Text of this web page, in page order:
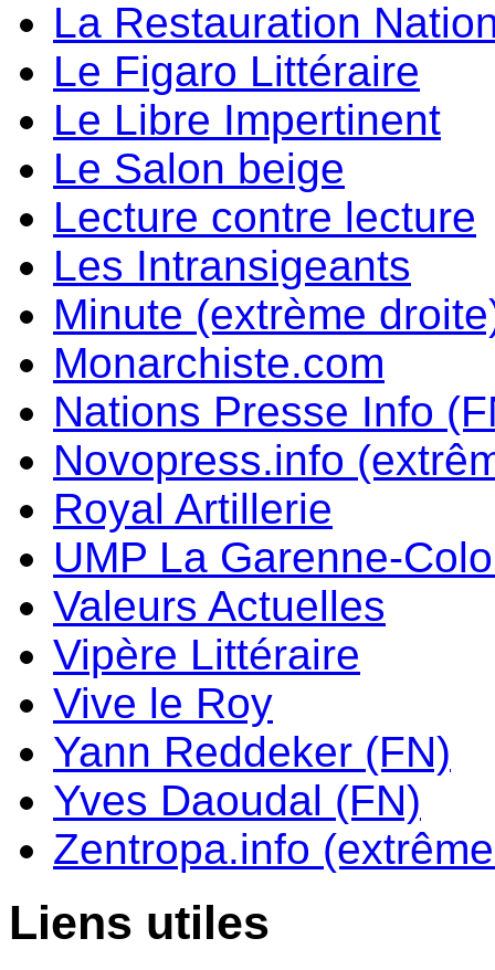
La Restauration
Le Figaro Littéraire
Le Libre Impertinent
Le Salon beige
Lecture contre lecture
Les Intransigeants
Minute (extrème
Monarchiste.com
Nations Presse Info
Novopress.info
Royal Artillerie
UMP La Garenne-
Valeurs Actuelles
Vipère Littéraire
Vive le Roy
Yann Reddeker (FN)
Yves Daoudal (FN)
Zentropa.info
Liens utiles